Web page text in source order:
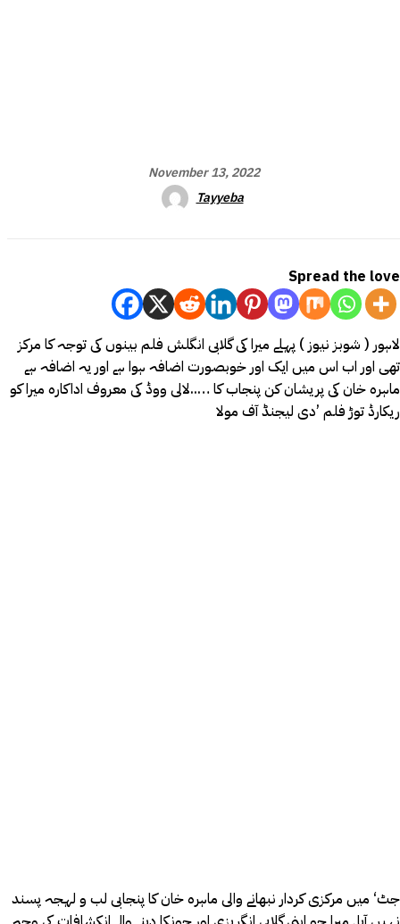
November 13, 2022
Tayyeba
Spread the love
لاہور ( شوبز نیوز ) پہلے میرا کی گلابی انگلش فلم بینوں کی توجہ کا مرکز
تھی اور اب اس میں ایک اور خوبصورت اضافہ ہوا ہے اور یہ اضافہ ہے
ماہرہ خان کی پریشان کن پنجاب کا …..لالی ووڈ کی معروف اداکارہ میرا کو
ریکارڈ توڑ فلم ’دی لیجنڈ آف مولا
جٹ‘ میں مرکزی کردار نبھانے والی ماہرہ خان کا پنجابی لب و لہجہ پسند